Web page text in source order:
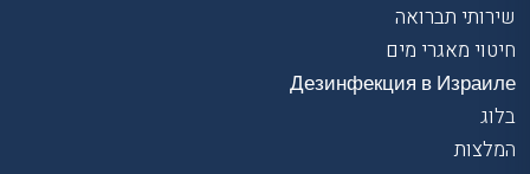
שירותי תברואה
חיטוי מאגרי מים
Дезинфекция в Израиле
בלוג
המלצות